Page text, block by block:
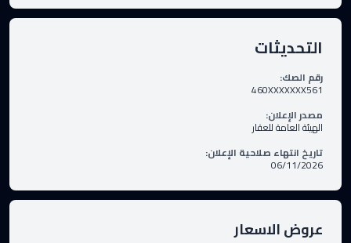
التحديثات
رقم الصك:
460XXXXXXX561
مصدر الإعلان:
الهيئة العامة للعقار
تاريخ انتهاء صلاحية الإعلان:
06/11/2026
عروض الاسعار